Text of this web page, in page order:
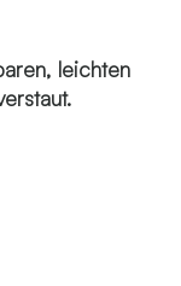
leichten